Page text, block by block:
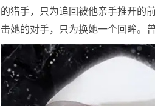
的猎手，只为追回被他亲手推开的
击她的对手，只为换她一个回眸。